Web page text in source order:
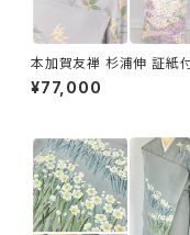
本加賀友禅 杉浦伸 証紙
問着 花柄 正絹 紫 白 パス
白菫色 1080
¥77,000